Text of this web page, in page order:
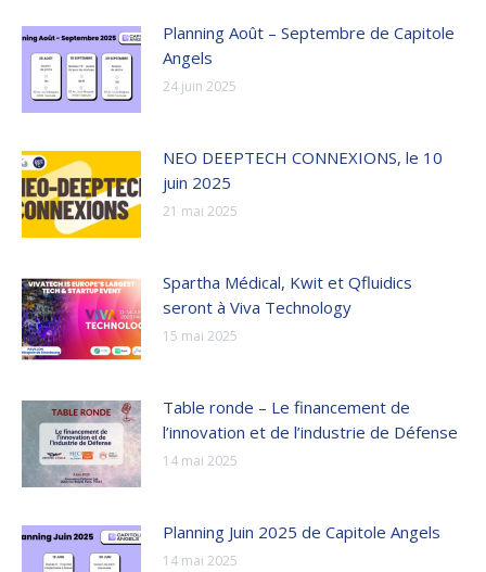
Planning Août – Septembre de Capitole
Angels
24 juin 2025
NEO DEEPTECH CONNEXIONS, le 10
juin 2025
21 mai 2025
Spartha Médical, Kwit et Qfluidics
seront à Viva Technology
15 mai 2025
Table ronde – Le financement de
l’innovation et de l’industrie de Défense
14 mai 2025
Planning Juin 2025 de Capitole Angels
14 mai 2025